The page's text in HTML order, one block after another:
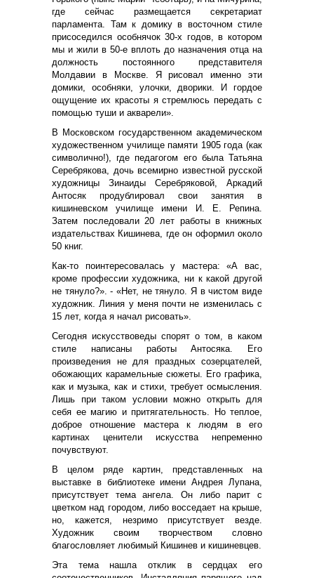
где сейчас размещается секретариат
парламента. Там к домику в восточном стиле
присоседился особнячок 30-х годов, в котором
мы и жили в 50-е вплоть до назначения отца на
должность постоянного представителя
Молдавии в Москве. Я рисовал именно эти
домики, особняки, улочки, дворики. И гордое
ощущение их красоты я стремлюсь передать с
помощью туши и акварели».
В Московском государственном академическом
художественном училище памяти 1905 года (как
символично!), где педагогом его была Татьяна
Серебрякова, дочь всемирно известной русской
художницы Зинаиды Серебряковой, Аркадий
Антосяк продублировал свои занятия в
кишиневском училище имени И. Е. Репина.
Затем последовали 20 лет работы в книжных
издательствах Кишинева, где он оформил около
50 книг.
Как-то поинтересовалась у мастера: «А вас,
кроме профессии художника, ни к какой другой
не тянуло?». - «Нет, не тянуло. Я в чистом виде
художник. Линия у меня почти не изменилась с
15 лет, когда я начал рисовать».
Сегодня искусствоведы спорят о том, в каком
стиле написаны работы Антосяка. Его
произведения не для праздных созерцателей,
обожающих карамельные сюжеты. Его графика,
как и музыка, как и стихи, требует осмысления.
Лишь при таком условии можно открыть для
себя ее магию и притягательность. Но теплое,
доброе отношение мастера к людям в его
картинах ценители искусства непременно
почувствуют.
В целом ряде картин, представленных на
выставке в библиотеке имени Андрея Лупана,
присутствует тема ангела. Он либо парит с
цветком над городом, либо восседает на крыше,
но, кажется, незримо присутствует везде.
Художник своим творчеством словно
благословляет любимый Кишинев и кишиневцев.
Эта тема нашла отклик в сердцах его